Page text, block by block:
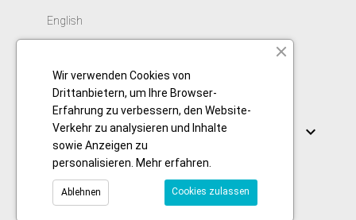
English
Slovak/Czech
Verbindungen 
Wir verwenden Cookies von
Drittanbietern, um Ihre Browser-
Erfahrung zu verbessern, den Website-
Verkehr zu analysieren und Inhalte
sowie Anzeigen zu
personalisieren. Mehr erfahren
Cookies zulassen
Ablehnen